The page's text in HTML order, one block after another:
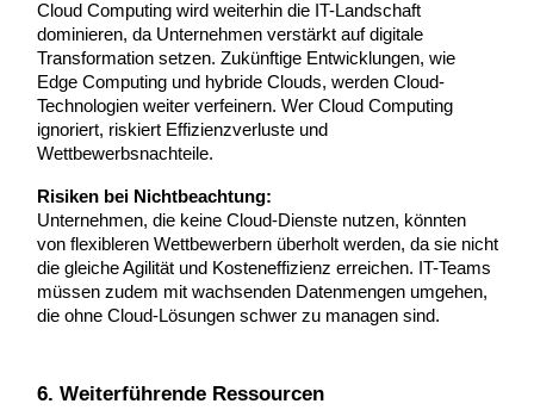
Cloud Computing wird weiterhin die IT-Landschaft
dominieren, da Unternehmen verstärkt auf digitale
Transformation setzen. Zukünftige Entwicklungen, wie
Edge Computing und hybride Clouds, werden Cloud-
Technologien weiter verfeinern. Wer Cloud Computing
ignoriert, riskiert Effizienzverluste und
Wettbewerbsnachteile.
Risiken bei Nichtbeachtung:
Unternehmen, die keine Cloud-Dienste nutzen, könnten
von flexibleren Wettbewerbern überholt werden, da sie nicht
die gleiche Agilität und Kosteneffizienz erreichen. IT-Teams
müssen zudem mit wachsenden Datenmengen umgehen,
die ohne Cloud-Lösungen schwer zu managen sind.
6. Weiterführende Ressourcen